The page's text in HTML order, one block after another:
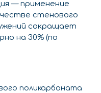
— применение
стенового
сокращает
на 30% (по
поликарбоната